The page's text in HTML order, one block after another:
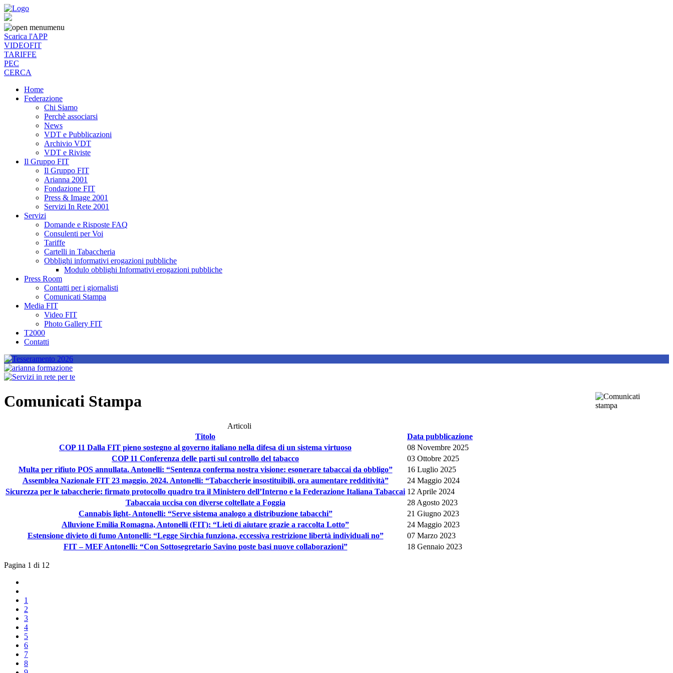
menu
Scarica l'APP
VIDEOFIT
TARIFFE
PEC
CERCA
Home
Federazione
Chi Siamo
Perchè associarsi
News
VDT e Pubblicazioni
Archivio VDT
VDT e Riviste
Il Gruppo FIT
Il Gruppo FIT
Arianna 2001
Fondazione FIT
Press & Image 2001
Servizi In Rete 2001
Servizi
Domande e Risposte FAQ
Consulenti per Voi
Tariffe
Cartelli in Tabaccheria
Obblighi informativi erogazioni pubbliche
Modulo obblighi Informativi erogazioni pubbliche
Press Room
Contatti per i giornalisti
Comunicati Stampa
Media FIT
Video FIT
Photo Gallery FIT
T2000
Contatti
Comunicati Stampa
Articoli
Titolo
Data pubblicazione
COP 11 Dalla FIT pieno sostegno al governo italiano nella difesa di un sistema virtuoso
08 Novembre 2025
COP 11 Conferenza delle parti sul controllo del tabacco
03 Ottobre 2025
Multa per rifiuto POS annullata. Antonelli: “Sentenza conferma nostra visione: esonerare tabaccai da obbligo”
16 Luglio 2025
Assemblea Nazionale FIT 23 maggio. 2024. Antonelli: “Tabaccherie insostituibili, ora aumentare redditività”
24 Maggio 2024
Sicurezza per le tabaccherie: firmato protocollo quadro tra il Ministero dell’Interno e la Federazione Italiana Tabaccai 12 Aprile 2024
Tabaccaia uccisa con diverse coltellate a Foggia
28 Agosto 2023
Cannabis light- Antonelli: “Serve sistema analogo a distribuzione tabacchi”
21 Giugno 2023
Alluvione Emilia Romagna, Antonelli (FIT): “Lieti di aiutare grazie a raccolta Lotto”
24 Maggio 2023
Estensione divieto di fumo Antonelli: “Legge Sirchia funziona, eccessiva restrizione libertà individuali no”
07 Marzo 2023
FIT – MEF Antonelli: “Con Sottosegretario Savino poste basi nuove collaborazioni”
18 Gennaio 2023
Pagina 1 di 12
1
2
3
4
5
6
7
8